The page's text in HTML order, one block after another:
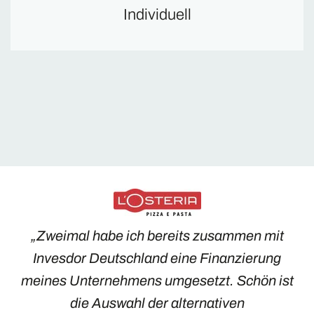
Individuell
„Zweimal habe ich bereits zusammen mit
Invesdor Deutschland eine Finanzierung
meines Unternehmens umgesetzt. Schön ist
die Auswahl der alternativen